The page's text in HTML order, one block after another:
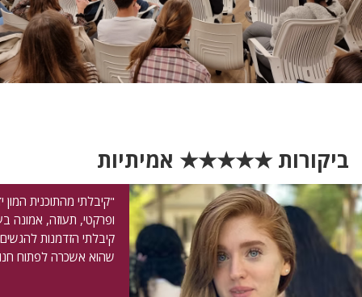
ביקורות ★★★★★ אמיתיות
"קיבלתי מהתוכנית המון
ופרקטי, תעוזה, אמונה
קיבלתי הזדמנות
שהוא אשכרה לפתוח